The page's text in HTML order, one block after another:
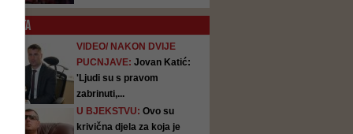
SATA
VIDEO/ NAKON DVIJE
PUCNJAVE: Jovan Katić:
'Ljudi su s pravom
zabrinuti,...
U BJEKSTVU: Ovo su
krivična djela za koja je